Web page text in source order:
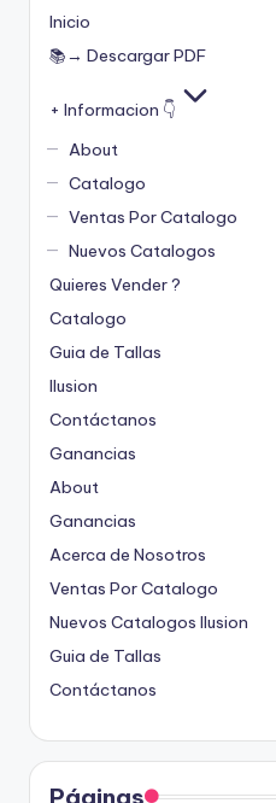
Inicio
📚→ Descargar PDF
+ Informacion 👇
About
Catalogo
Ventas Por Catalogo
Nuevos Catalogos
Quieres Vender ?
Catalogo
Guia de Tallas
Ilusion
Contáctanos
Ganancias
About
Ganancias
Acerca de Nosotros
Ventas Por Catalogo
Nuevos Catalogos Ilusion
Guia de Tallas
Contáctanos
Páginas